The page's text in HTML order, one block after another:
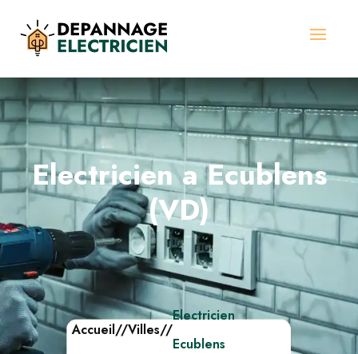
Electricien a Ecublens
(VD)
Accueil//Villes//
Electricien
Ecublens